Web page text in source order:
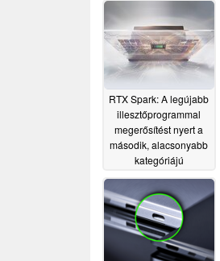
RTX Spark: A legújabb
illesztőprogrammal
megerősítést nyert a
második, alacsonyabb
kategóriájú
07/22/2026